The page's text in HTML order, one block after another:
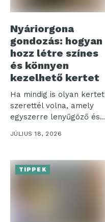
Nyáriorgona
gondozás: hogyan
hozz létre színes
és könnyen
kezelhető kertet
Ha mindig is olyan kertet
szerettél volna, amely
egyszerre lenyűgöző és
nem...
JÚLIUS 18, 2026
TIPPEK